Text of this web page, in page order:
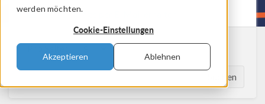
werden möchten.
Cookie-Einstellungen
Akzeptieren Ablehnen
Neue Beiträge per E-Mail erhalten
Suchen